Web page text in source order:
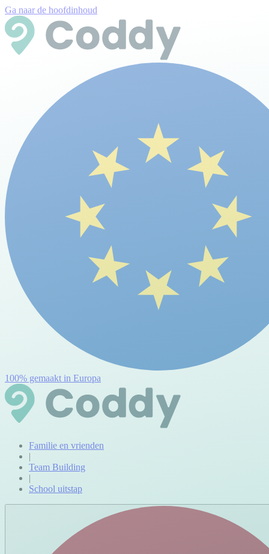
Ga naar de hoofdinhoud
100% gemaakt in Europa
Familie en vrienden
|
Team Building
|
School uitstap